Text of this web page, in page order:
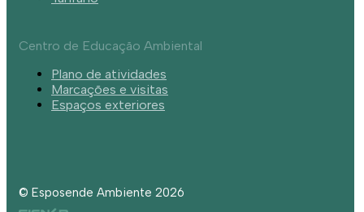
Centro de Educação Ambiental
Plano de atividades
Marcações e visitas
Espaços exteriores
© Esposende Ambiente 2026